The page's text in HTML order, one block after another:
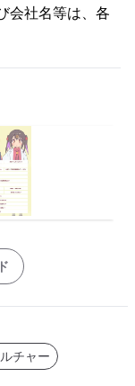
会社名等は、各
チャー